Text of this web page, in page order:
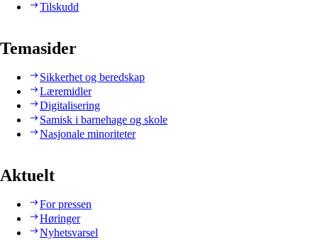
Tilskudd
Temasider
Sikkerhet og beredskap
Læremidler
Digitalisering
Samisk i barnehage og skole
Nasjonale minoriteter
Aktuelt
For pressen
Høringer
Nyhetsvarsel